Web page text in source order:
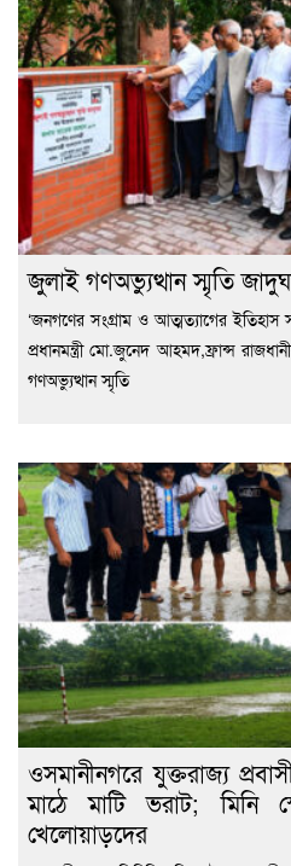
জুলাই গণঅভ্যুত্থান স্মৃতি
‘জনগণের সংগ্রাম ও আত্মত্যাগের
প্রধানমন্ত্রী মো.জুনেদ আহমদ,ফ্রান্স
গণঅভ্যুত্থান স্মৃতি
ওসমানীনগরে যুক্তরাজ্য
মাঠে মাটি ভরাট; মিনি
খেলোয়াড়দের